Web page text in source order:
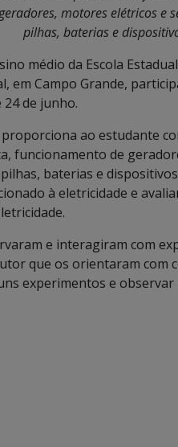
motores elétricos e
pilhas, baterias e
médio da Escola
em Campo Grande,
24 de junho.
ao estudante
funcionamento de
baterias e
à eletricidade e
e interagiram com
que os orientaram com
experimentos e observar